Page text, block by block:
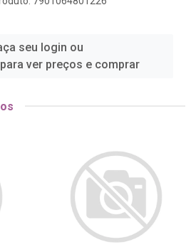
seu login ou
ver preços e comprar